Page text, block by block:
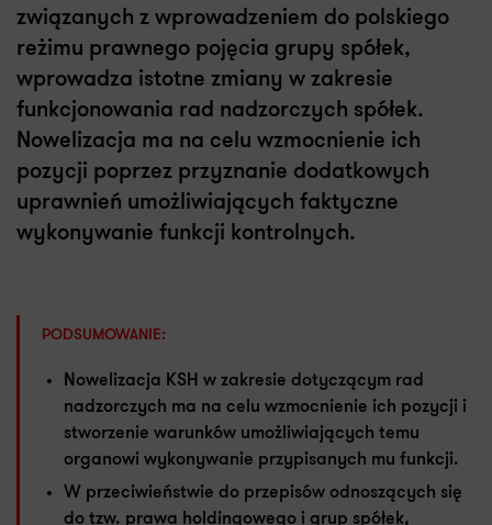
związanych z wprowadzeniem do polskiego
reżimu prawnego pojęcia grupy spółek,
wprowadza istotne zmiany w zakresie
funkcjonowania rad nadzorczych spółek.
Nowelizacja ma na celu wzmocnienie ich
pozycji poprzez przyznanie dodatkowych
uprawnień umożliwiających faktyczne
wykonywanie funkcji kontrolnych.
PODSUMOWANIE:
Nowelizacja KSH w zakresie dotyczącym rad
nadzorczych ma na celu wzmocnienie ich pozycji i
stworzenie warunków umożliwiających temu
organowi wykonywanie przypisanych mu funkcji.
W przeciwieństwie do przepisów odnoszących się
do tzw. prawa holdingowego i grup spółek,